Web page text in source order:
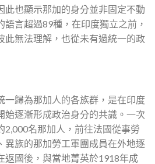
此也顯示那加的身分並非固定不動
語言超過89種，在印度獨立之前，
此無法理解，也從未有過統一的政
一歸為那加人的各族群，是在印度
始逐漸形成政治身分的共識。一次
2,000名那加人，前往法國從事勞
異族的那加勞工軍團成員在外地逐
返國後，與當地菁英於1918年成